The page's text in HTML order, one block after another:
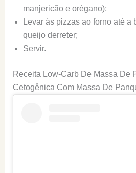
manjericão e orégano);
Levar às pizzas ao forno até a
queijo derreter;
Servir.
Receita Low-Carb De Massa De
Cetogênica Com Massa De